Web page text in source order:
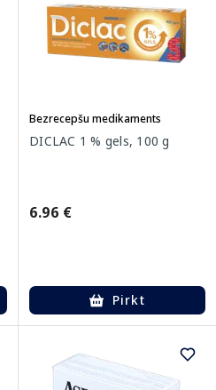
Bezrecepšu medikaments
DICLAC 1 % gels, 100 g
6.96 €
Pirkt